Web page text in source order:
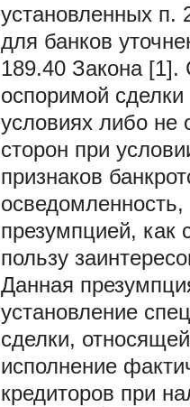
установленных п.
для банков
189.40 Закона [1].
оспоримой
условиях либо не
сторон при
признаков
презумпцией, как
пользу
Данная
установление
сделки,
исполнение
кредиторов при